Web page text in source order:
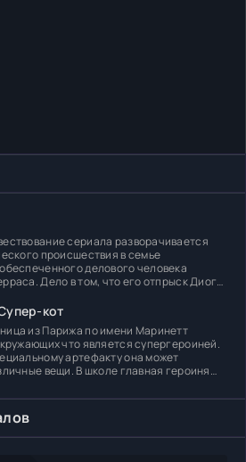
сериала разворачивается
происшествия в семье
делового человека
Дело в том, что его отпрыск Диога
кот
из Парижа по имени Маринетт
что является супергероиней.
артефакту она может
вещи. В школе главная героиня